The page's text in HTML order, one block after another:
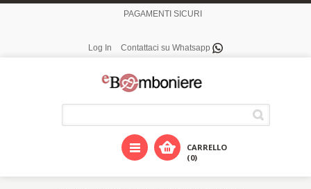
PAGAMENTI SICURI
Log In Contattaci su Whatsapp
CARRELLO
(0)